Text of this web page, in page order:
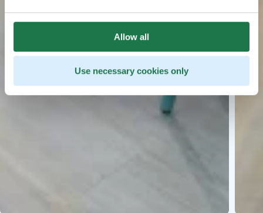
Allow all
Use necessary cookies only